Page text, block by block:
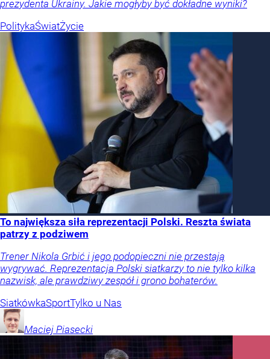
prezydenta Ukrainy. Jakie mogłyby być dokładne wyniki?
PolitykaŚwiatŻycie
To największa siła reprezentacji Polski. Reszta świata
patrzy z podziwem
Trener Nikola Grbić i jego podopieczni nie przestają
wygrywać. Reprezentacja Polski siatkarzy to nie tylko kilka
nazwisk, ale prawdziwy zespół i grono bohaterów.
SiatkówkaSportTylko u Nas
Maciej Piasecki